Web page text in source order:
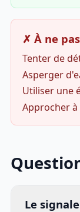
✗ À ne
Tenter de
Asperger
Utiliser une
Approcher
Le